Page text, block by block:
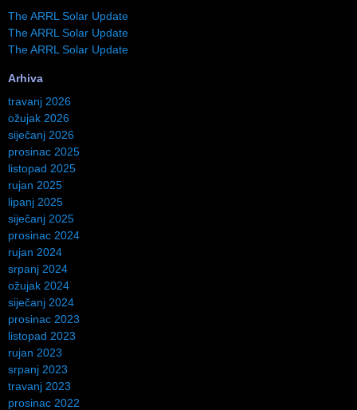
The ARRL Solar Update
The ARRL Solar Update
The ARRL Solar Update
Arhiva
travanj 2026
ožujak 2026
siječanj 2026
prosinac 2025
listopad 2025
rujan 2025
lipanj 2025
siječanj 2025
prosinac 2024
rujan 2024
srpanj 2024
ožujak 2024
siječanj 2024
prosinac 2023
listopad 2023
rujan 2023
srpanj 2023
travanj 2023
prosinac 2022